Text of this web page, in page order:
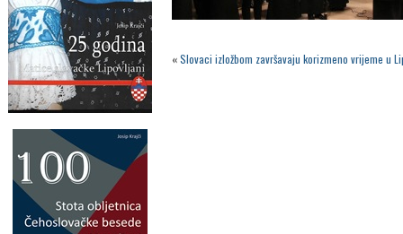
«Slovaci izložbom završavaju korizmeno vrijeme u